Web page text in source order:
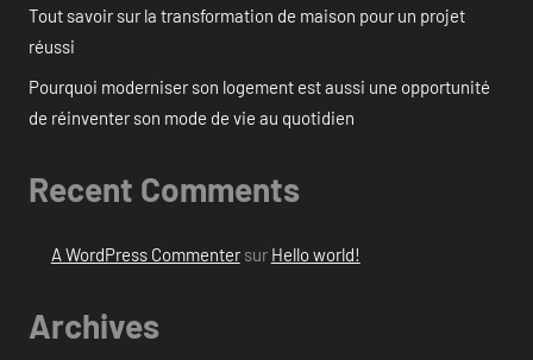
Tout savoir sur la transformation de maison pour un projet
réussi
Pourquoi moderniser son logement est aussi une opportunité
de réinventer son mode de vie au quotidien
Recent Comments
A WordPress Commentersur Hello world!
Archives